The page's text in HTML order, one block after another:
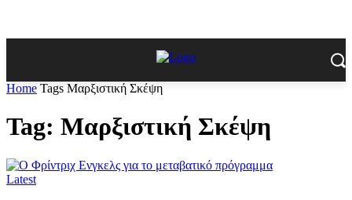
Home Tags Μαρξιστική Σκέψη
Tag: Μαρξιστική Σκέψη
Latest